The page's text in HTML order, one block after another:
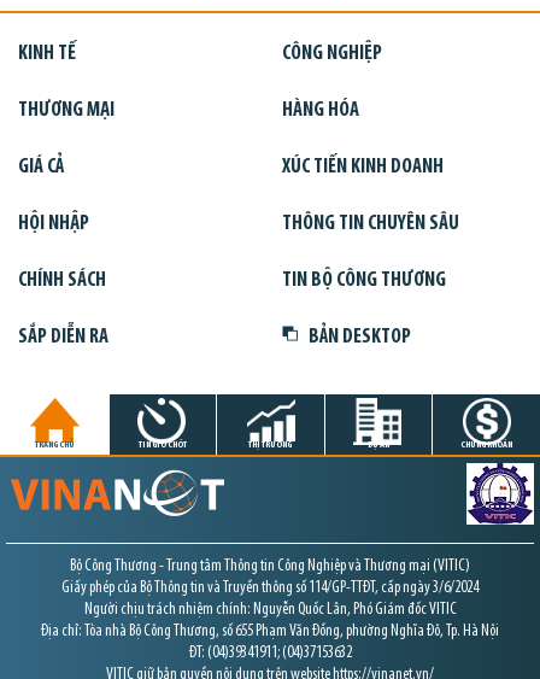
KINH TẾ CÔNG NGHIỆP
THƯƠNG MẠI HÀNG HÓA
GIÁ CẢ XÚC TIẾN KINH DOANH
HỘI NHẬP THÔNG TIN CHUYÊN SÂU
CHÍNH SÁCH TIN BỘ CÔNG THƯƠNG
SẮP DIỄN RA BẢN DESKTOP
TRANG CHỦ TIN GIỜ CHÓT THỊ TRƯỜNG DỰ ÁN CHỨNG KHOÁN
Bộ Công Thương - Trung tâm Thông tin Công Nghiệp và Thương mại (VITIC)
Giấy phép của Bộ Thông tin và Truyền thông số 114/GP-TTĐT, cấp ngày 3/6/2024
Người chịu trách nhiệm chính: Nguyễn Quốc Lân, Phó Giám đốc VITIC
Địa chỉ: Tòa nhà Bộ Công Thương, số 655 Phạm Văn Đồng, phường Nghĩa Đô, Tp. Hà Nội
ĐT: (04)39341911; (04)37153632
VITIC giữ bản quyền nội dung trên website https://vinanet.vn/